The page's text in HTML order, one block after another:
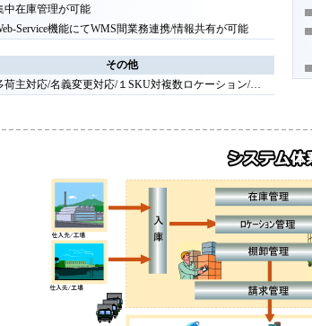
中在庫管理が可能
Service機能にてWMS間業務連携/情報共有が可能
その他
荷主対応/名義変更対応/１SKU対複数ロケーション/…